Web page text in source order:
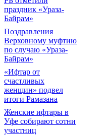
праздник «Ураза-
Байрам»
Поздравления
Верховному муфтию
по случаю «Ураза-
Байрам»
«Ифтар от
счастливых
женщин» подвел
итоги Рамазана
Женские ифтары в
Уфе собирают сотни
участниц